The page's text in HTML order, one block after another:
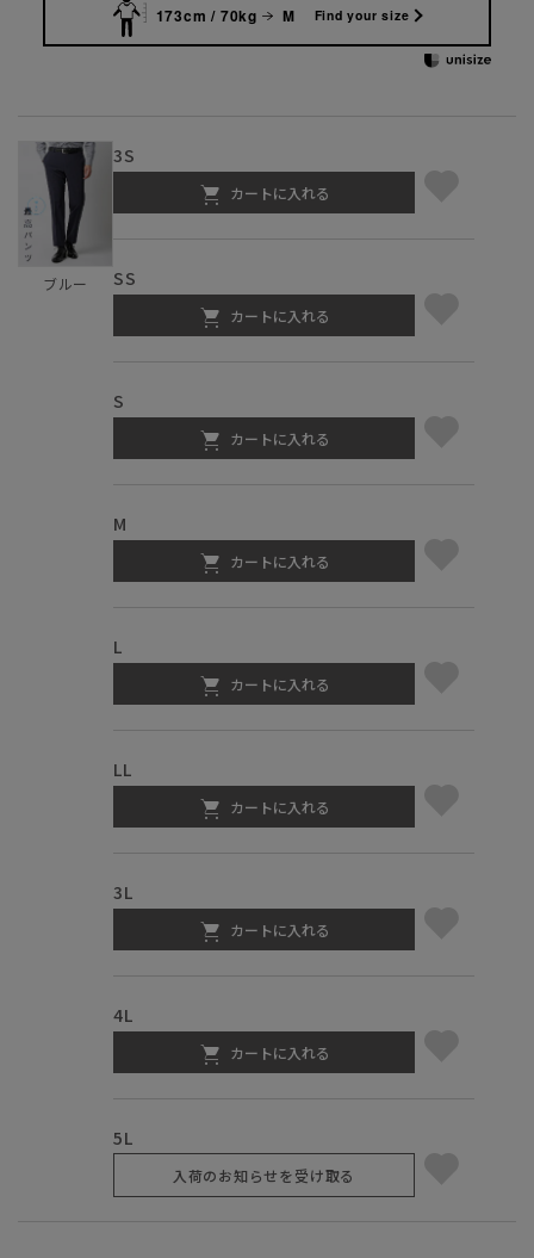
173cm / 70kg M Find your size
ブルー
3S
カートに入れる
SS
カートに入れる
S
カートに入れる
M
カートに入れる
L
カートに入れる
LL
カートに入れる
3L
カートに入れる
4L
カートに入れる
5L
入荷のお知らせを受け取る